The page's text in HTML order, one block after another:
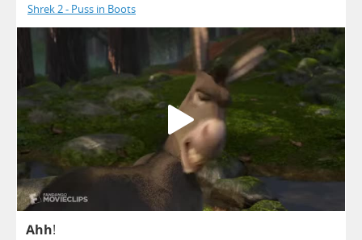
Shrek 2 - Puss in Boots
Ahh!